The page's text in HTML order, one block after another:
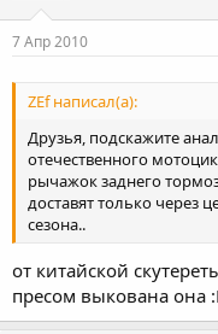
7 Апр 2010
ZEf написал(а):
Друзья, подскажите
отечественного
рычажок заднего
доставят только через
сезона..
от китайской
пресом выкована она